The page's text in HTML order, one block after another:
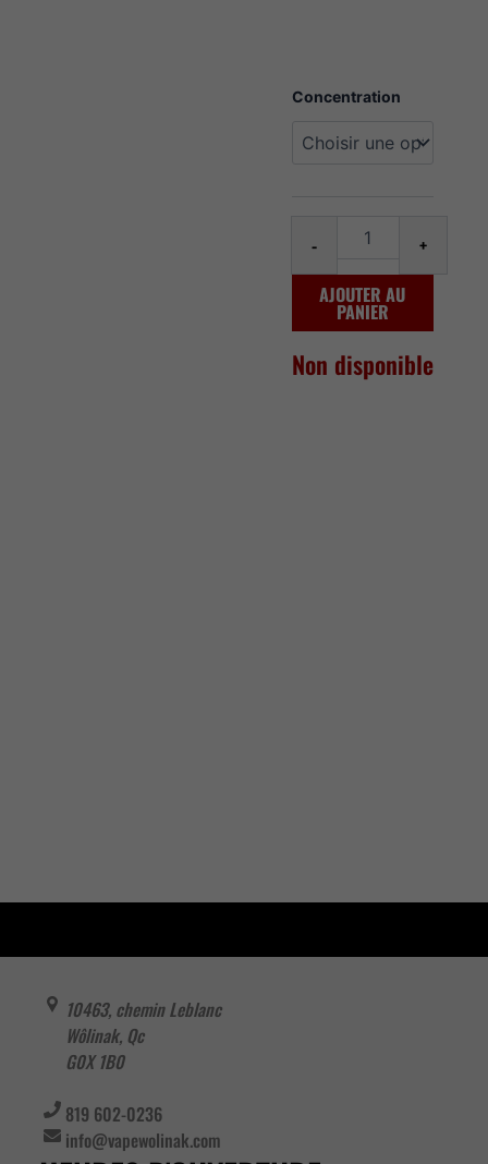
Concentration
quantité
Stlth
Ice-
+
AJOUTER AU
PANIER
Non disponible
10463, chemin Leblanc
Wôlinak, Qc
G0X 1B0
819 602-0236
info@vapewolinak.com